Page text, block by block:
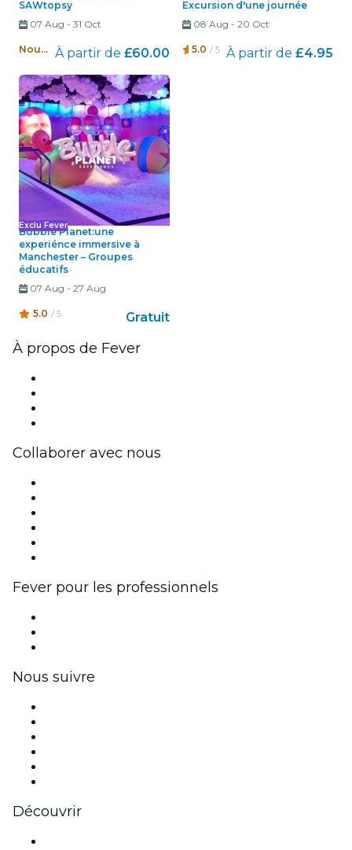
SAWtopsy
07 Aug - 31 Oct
Nouveau ! À partir de £60.00
Excursion d'une journée
08 Aug - 20 Oct
5.0 / 5 À partir de £4.95
Exclu Fever
Bubble Planet:une
experiénce immersive à
Manchester – Groupes
éducatifs
07 Aug - 27 Aug
5.0 / 5 Gratuit
À propos de Fever
Collaborer avec nous
Fever pour les professionnels
Nous suivre
Découvrir